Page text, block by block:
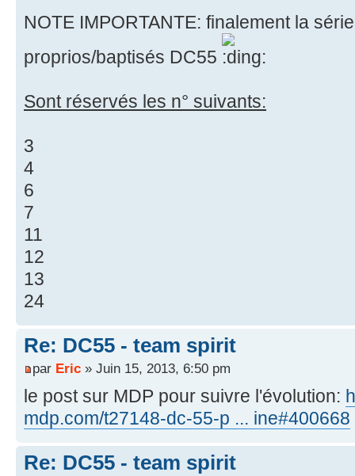
NOTE IMPORTANTE: finalement la
proprios/baptisés DC55
Sont réservés les n° suivants:
3
4
6
7
11
12
13
24
Re: DC55 - team spirit
par Eric » Juin 15, 2013, 6:50 pm
le post sur MDP pour suivre l'évolution:
mdp.com/t27148-dc-55-p ... ine#400668
Re: DC55 - team spirit